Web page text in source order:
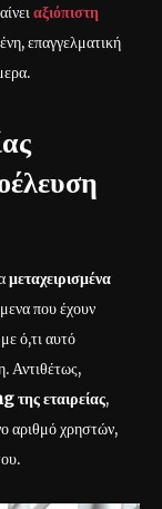
αξιόπιστη
επαγγελματική
μεταχειρισμένα
που έχουν
ό,τι αυτό
Αντιθέτως,
της εταιρείας,
αριθμό χρηστών,